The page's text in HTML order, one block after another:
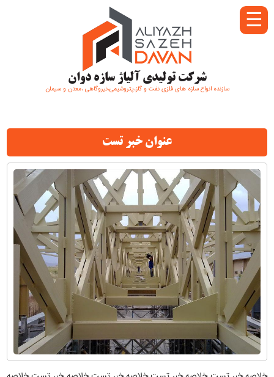
شرکت تولیدی آلیاژ سازه دوان
سازنده انواع سازه های فلزی نفت و گاز،پتروشیمی،نیروگاهی ،معدن و سیمان
☰
عنوان خبر تست